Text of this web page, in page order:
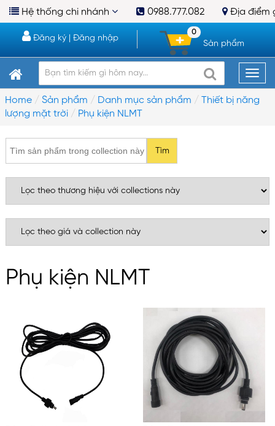
Hệ thống chi nhánh 0988.777.082 Địa điểm
Đăng ký Đăng nhập
0
Sản phẩm
Home Sản phẩm Danh mục sản phẩm
Thiết bị năng
lượng mặt trời
Phụ kiện NLMT
Phụ kiện NLMT